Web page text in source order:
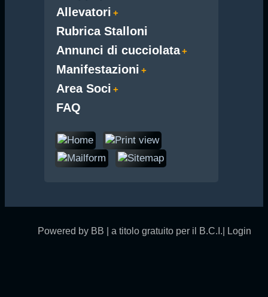
Allevatori
Rubrica Stalloni
Annunci di cucciolata
Manifestazioni
Area Soci
FAQ
Powered by BB | a titolo gratuito per il B.C.I.| Login